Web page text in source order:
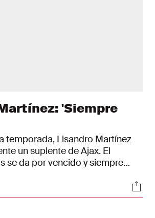
'Siempre
temporada, Lisandro Martínez
un suplente de Ajax. El
se da por vencido y siempre